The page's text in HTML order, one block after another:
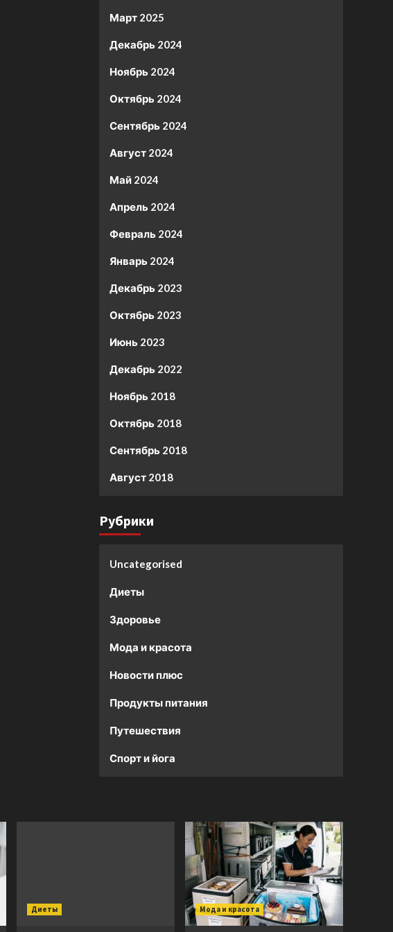
Март 2025
Декабрь 2024
Ноябрь 2024
Октябрь 2024
Сентябрь 2024
Август 2024
Май 2024
Апрель 2024
Февраль 2024
Январь 2024
Декабрь 2023
Октябрь 2023
Июнь 2023
Декабрь 2022
Ноябрь 2018
Октябрь 2018
Сентябрь 2018
Август 2018
Рубрики
Uncategorised
Диеты
Здоровье
Мода и красота
Новости плюс
Продукты питания
Путешествия
Спорт и йога
Диеты Мода и красота